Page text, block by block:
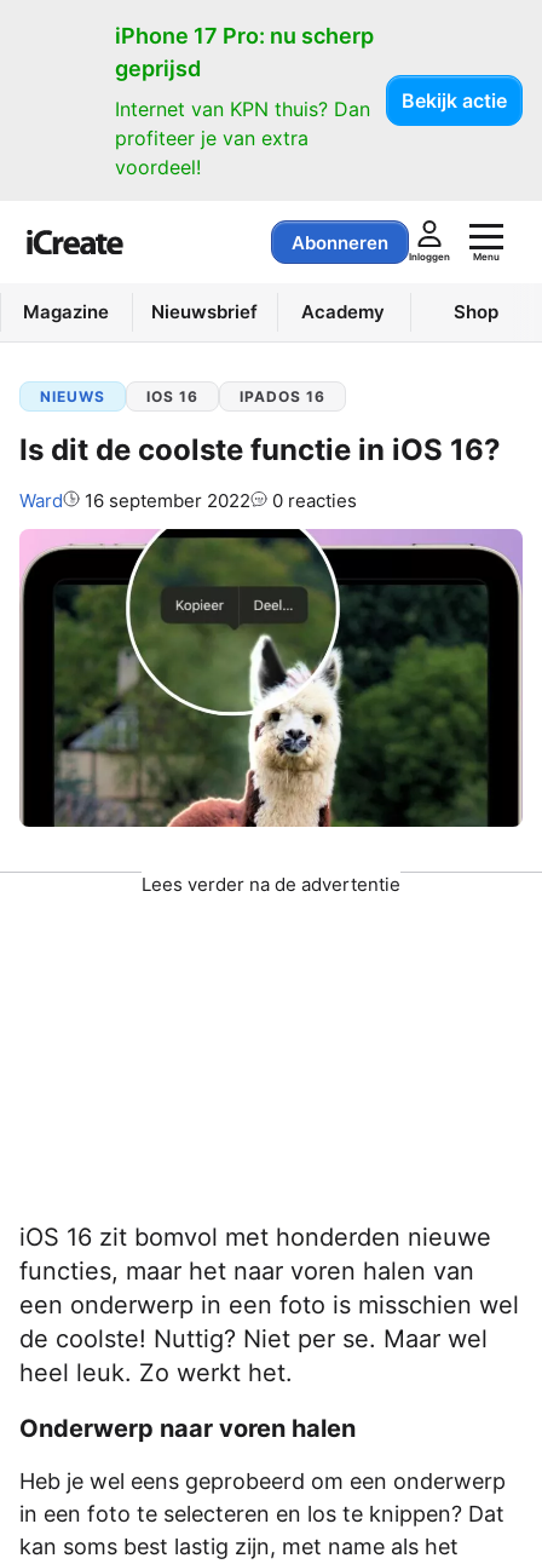
iPhone 17 Pro: nu scherp
geprijsd
Internet van KPN thuis? Dan
profiteer je van extra
voordeel!
Bekijk actie
Abonneren
Inloggen Menu
Magazine Nieuwsbrief Academy Shop
NIEUWS IOS 16 IPADOS 16
Is dit de coolste functie in iOS 16?
Auteur:
Ward 16 september 2022 0 reacties
Lees verder na de advertentie
iOS 16 zit bomvol met honderden nieuwe
functies, maar het naar voren halen van
een onderwerp in een foto is misschien wel
de coolste! Nuttig? Niet per se. Maar wel
heel leuk. Zo werkt het.
Onderwerp naar voren halen
Heb je wel eens geprobeerd om een onderwerp
in een foto te selecteren en los te knippen? Dat
kan soms best lastig zijn, met name als het